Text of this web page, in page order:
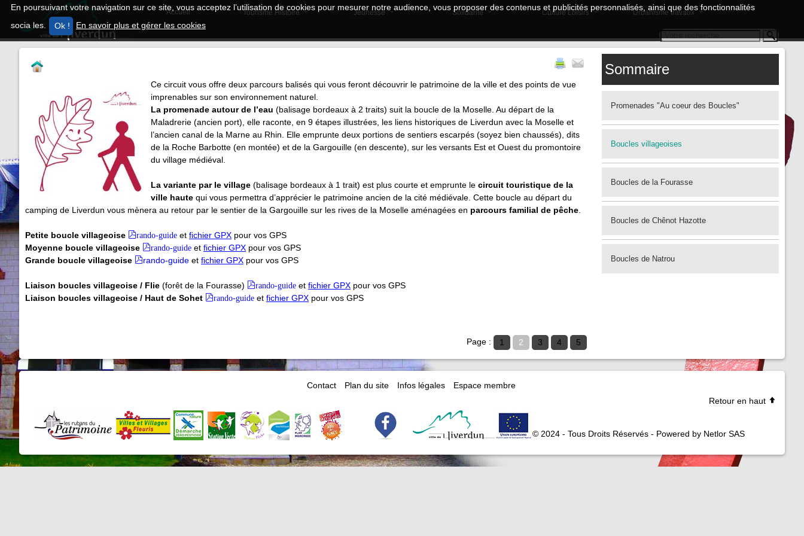
En poursuivant votre navigation sur ce site, vous acceptez l’utilisation de cookies pour mesurer notre audience, vous proposer des contenus et publicités personnalisés, ainsi que des fonctionnalités
socia les.
En savoir plus et gérer les cookies
Accueil Tourisme Histoire Jeunesse Solidarité Culture Loisirs Urbanisme travaux
Ce circuit vous offre deux parcours balisés qui vous feront découvrir le patrimoine de la ville et des points de vue
imprenables sur son environnement naturel.
La promenade autour de l’eau (balisage bordeaux à 2 traits) suit la boucle de la Moselle. Au départ de la
Maladrerie (ancien port), elle raconte, en 9 étapes illustrées, les liens historiques de Liverdun avec la Moselle et
l’ancien canal de la Marne au Rhin. Elle emprunte deux portions de sentiers escarpés (soyez bien chaussés), dits
de la Roche Barbotte (en montée) et de la Gargouille (en descente), sur les versants Est et Ouest du promontoire
du village médiéval.
La variante par le village (balisage bordeaux à 1 trait) est plus courte et emprunte le circuit touristique de la
ville haute qui vous permettra d’apprécier le patrimoine ancien de la cité médiévale. Cette boucle au départ du
camping de Liverdun vous mènera au retour par le sentier de la Gargouille sur les rives de la Moselle aménagées en parcours familial de pêche.
Petite boucle villageoise rando-guide et fichier GPX pour vos GPS
Moyenne boucle villageoise rando-guide et fichier GPX pour vos GPS
Grande boucle villageoise rando-guide et fichier GPX pour vos GPS
Liaison boucles villageoise / Flie (forêt de la Fourasse) rando-guide et fichier GPX pour vos GPS
Liaison boucles villageoise / Haut de Sohet
rando-guide et fichier GPX pour vos GPS
Page : 1 2 3 4 5
Sommaire
Promenades "Au coeur des Boucles"
Boucles villageoises
Boucles de la Fourasse
Boucles de Chênot Hazotte
Boucles de Natrou
Contact Plan du site Infos légales
Espace membre
Retour en haut
© 2024 - Tous Droits Réservés - Powered by Netlor SAS